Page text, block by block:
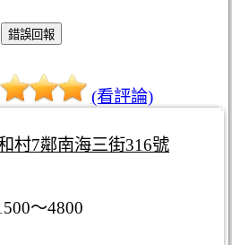
(看評論)
村7鄰南海三街316號
～4800